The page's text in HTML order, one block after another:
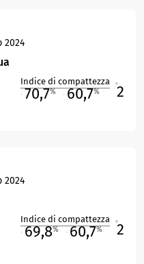
2024
Indice di compattezza
70,7% 60,7% 2
2024
Indice di compattezza
69,8% 60,7% 2